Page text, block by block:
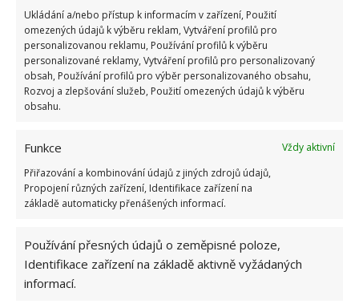
Ukládání a/nebo přístup k informacím v zařízení, Použití
omezených údajů k výběru reklam, Vytváření profilů pro
personalizovanou reklamu, Používání profilů k výběru
personalizované reklamy, Vytváření profilů pro personalizovaný
obsah, Používání profilů pro výběr personalizovaného obsahu,
Rozvoj a zlepšování služeb, Použití omezených údajů k výběru
obsahu.
Funkce
Vždy aktivní
Přiřazování a kombinování údajů z jiných zdrojů údajů,
Propojení různých zařízení, Identifikace zařízení na
základě automaticky přenášených informací.
Používání přesných údajů o zeměpisné poloze,
Identifikace zařízení na základě aktivně vyžádaných
informací.
TEREZA KOSTKOVÁ
Přidejte svůj názor